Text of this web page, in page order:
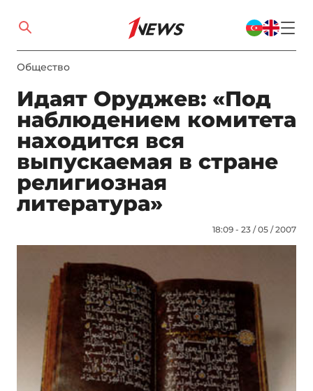
Общество
Идаят Оруджев: «Под
наблюдением комитета
находится вся
выпускаемая в стране
религиозная
литература»
18:09 - 23 / 05 / 2007